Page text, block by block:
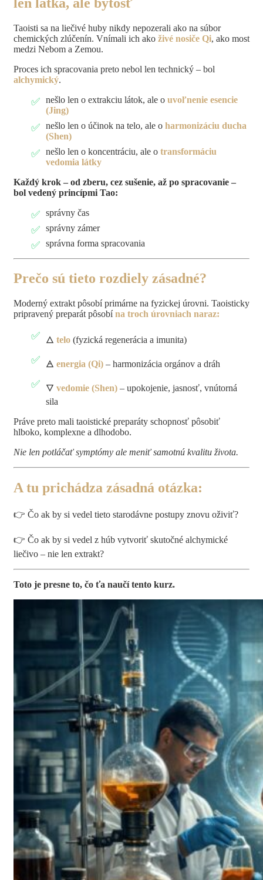
Taoisti sa na liečivé huby nikdy nepozerali ako na súbor
chemických zlúčenín. Vnímali ich ako živé nosiče Qi, ako most
medzi Nebom a Zemou.
Proces ich spracovania preto nebol len technický – bol
alchymický.
nešlo len o extrakciu látok, ale o uvoľnenie esencie
(Jing)
nešlo len o účinok na telo, ale o harmonizáciu ducha
(Shen)
nešlo len o koncentráciu, ale o transformáciu
vedomia látky
Každý krok – od zberu, cez sušenie, až po spracovanie –
bol vedený princípmi Tao:
správny čas
správny zámer
správna forma spracovania
Prečo sú tieto rozdiely zásadné?
Moderný extrakt pôsobí primárne na fyzickej úrovni. Taoisticky
pripravený preparát pôsobína troch úrovniach naraz:
🜂 telo (fyzická regenerácia a imunita)
🜁 energia (Qi) – harmonizácia orgánov a dráh
🜄 vedomie (Shen) – upokojenie, jasnosť, vnútorná
sila
Práve preto mali taoistické preparáty schopnosť pôsobiť
hlboko, komplexne a dlhodobo.
Nie len potláčať symptómy ale meniť samotnú kvalitu života.
A tu prichádza zásadná otázka:
👉 Čo ak by si vedel tieto starodávne postupy znovu oživiť?
👉 Čo ak by si vedel z húb vytvoriť skutočné alchymické
liečivo – nie len extrakt?
Toto je presne to, čo ťa naučí tento kurz.